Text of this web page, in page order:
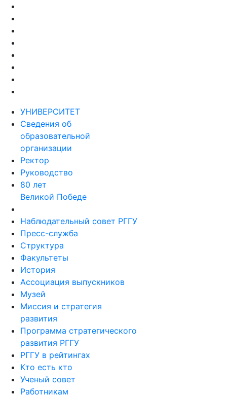
УНИВЕРСИТЕТ
Сведения об
образовательной
организации
Ректор
Руководство
80 лет
Великой Победе
Наблюдательный совет РГГУ
Пресс-служба
Структура
Факультеты
История
Ассоциация выпускников
Музей
Миссия и стратегия
развития
Программа стратегического
развития РГГУ
РГГУ в рейтингах
Кто есть кто
Ученый совет
Работникам